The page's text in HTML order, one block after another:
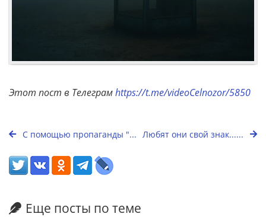
Этот пост в Телеграмhttps://t.me/videoCelnozor/5850
С помощью пропаганды "... Любят они свой знак......
Еще посты по теме